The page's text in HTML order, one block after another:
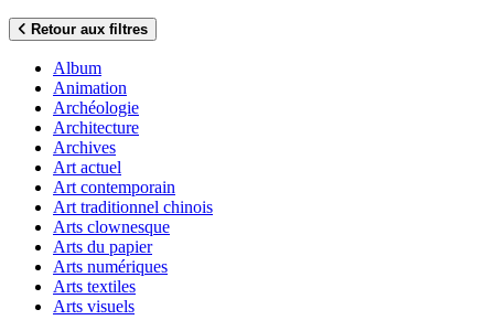
Retour aux filtres
Album
Animation
Archéologie
Architecture
Archives
Art actuel
Art contemporain
Art traditionnel chinois
Arts clownesque
Arts du papier
Arts numériques
Arts textiles
Arts visuels